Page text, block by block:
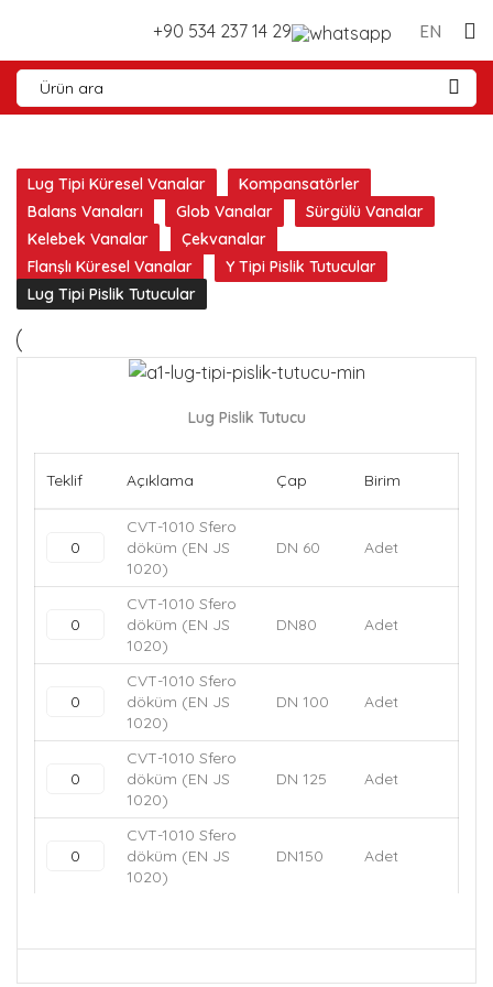
+90 534 237 14 29 EN
Lug Tipi Küresel Vanalar
Kompansatörler
Balans Vanaları
Glob Vanalar
Sürgülü Vanalar
Kelebek Vanalar
Çekvanalar
Flanşlı Küresel Vanalar
Y Tipi Pislik Tutucular
Lug Tipi Pislik Tutucular
Lug Pislik Tutucu
Teklif Açıklama Çap Birim
CVT-1010 Sfero
döküm (EN JS
1020)
DN 60 Adet
CVT-1010 Sfero
döküm (EN JS
1020)
DN80 Adet
CVT-1010 Sfero
döküm (EN JS
1020)
DN 100 Adet
CVT-1010 Sfero
döküm (EN JS
1020)
DN 125 Adet
CVT-1010 Sfero
döküm (EN JS
1020)
DN150 Adet
1020)